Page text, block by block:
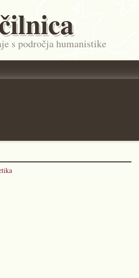
s področja humanistike